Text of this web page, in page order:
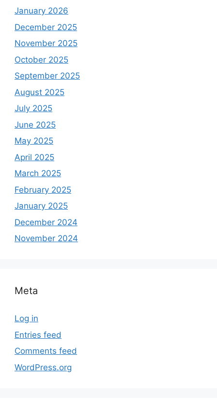
January 2026
December 2025
November 2025
October 2025
September 2025
August 2025
July 2025
June 2025
May 2025
April 2025
March 2025
February 2025
January 2025
December 2024
November 2024
Meta
Log in
Entries feed
Comments feed
WordPress.org